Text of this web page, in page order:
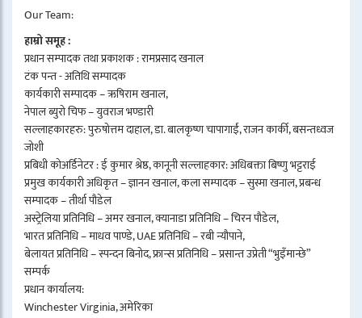
Our Team:
हाम्रो समूह :
प्रधान सम्पादक तथा प्रकाशक : रामप्रसाद खनाल
टंक पन्त - अतिथि सम्पादक
कार्यकारी सम्पादक – ऋषिराम खनाल,
नेपाल ब्युरो चिफ – युवराज भण्डारी
सल्लाहकारहरु: पुरुषोत्तम दाहाल, डा. बालकृष्ण चापागाईं, राजन कार्की, बसन्तध्वज
जोशी
प्रबिधी कोअर्डिनेटर : ई कुमार श्रेष्ठ, कानूनी सल्लाहकार: अधिबक्ता बिष्णु भट्टराई
प्रमुख कार्यकारी अधिकृत – ज्ञानन खनाल, कला सम्पादक – सुस्मा खनाल, प्रबन्ध
सम्पादक – तीर्था पौडेल
अस्ट्रेलिया प्रतिनिधि – अमर खनाल, क्यानाडा प्रतिनिधि – चिरन पौडेल,
भारत प्रतिनिधि – माधव पाण्डे, UAE प्रतिनिधि – रबी न्यौपाने,
बेलायत प्रतिनिधि – स्पन्दन बिनोद, फ्रान्स प्रतिनिधि – प्रसान्त उप्रेती “भुइँमान्छे”
सम्पर्क
प्रधान कार्यालय:
Winchester Virginia, अमेरिका